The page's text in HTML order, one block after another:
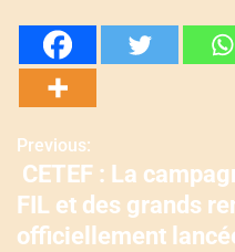
N
a
v
Previous:
CETEF : La
FIL et des grands
officiellement